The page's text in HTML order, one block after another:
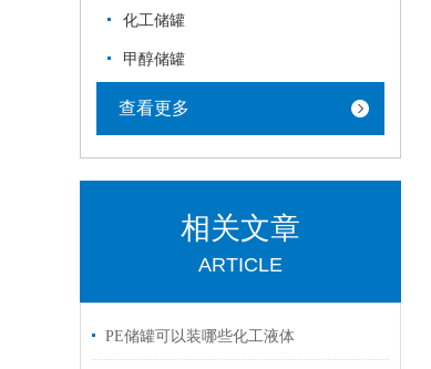
化工储罐
甲醇储罐
查看更多
相关文章
ARTICLE
PE储罐可以装哪些化工液体